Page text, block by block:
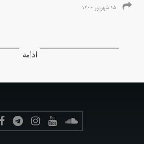
۱۵ شهریور ۱۴۰۰
ادامه